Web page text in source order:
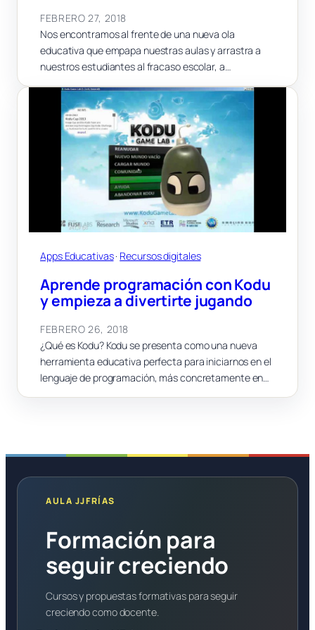
FEBRERO 27, 2018
Nos encontramos al frente de una nueva ola
educativa que empapa nuestras aulas y arrastra a
nuestros estudiantes al fracaso escolar, a…
Apps Educativas · Recursos digitales
Aprende programación con Kodu
y empieza a divertirte jugando
FEBRERO 26, 2018
¿Qué es Kodu? Kodu se presenta como una nueva
herramienta educativa perfecta para iniciarnos en el
lenguaje de programación, más concretamente en…
AULA JJFRÍAS
Formación para
seguir creciendo
Cursos y propuestas formativas para seguir
creciendo como docente.